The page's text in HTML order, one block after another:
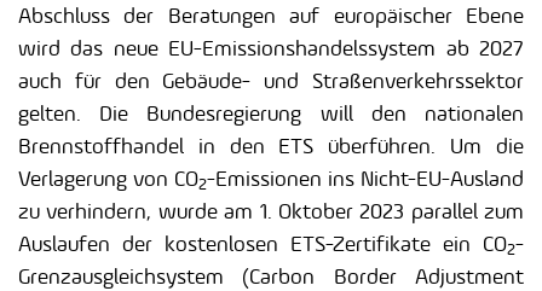
Abschluss der Beratungen auf europäischer Ebene
wird das neue EU-Emissionshandelssystem ab 2027
auch für den Gebäude- und Straßenverkehrssektor
gelten. Die Bundesregierung will den nationalen
Brennstoffhandel in den ETS überführen. Um die
Verlagerung von CO2-Emissionen ins Nicht-EU-Ausland
zu verhindern, wurde am 1. Oktober 2023 parallel zum
Auslaufen der kostenlosen ETS-Zertifikate ein CO2-
Grenzausgleichsystem (Carbon Border Adjustment